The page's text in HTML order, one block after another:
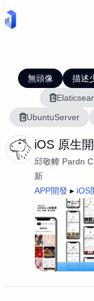
無頭像 描述
UbuntuServer
iOS 原生
邱敬幃 Pardn
新
APP開發
iOS